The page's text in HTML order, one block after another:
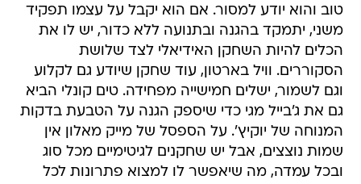
טוב והוא יודע למסור. אם הוא יקבל על עצמו תפקיד
משני, יתמקד בהגנה ובתנועה ללא כדור, יש לו את
הכלים להיות השחקן האידיאלי לצד שלושת
הסקוררים. וויל בארטון, עוד שחקן שיודע גם לקלוע
וגם לשמור, ישלים חמישייה מפחידה. טים קונלי הביא
גם את ג'בייל מגי כדי שיספק הגנה על הטבעת בדקות
המנוחה של יוקיץ'. על הספסל של מייק מאלון אין
שמות נוצצים, אבל יש שחקנים לגיטימיים מכל סוג
ובכל עמדה, מה שיאפשר לו למצוא פתרונות לכל